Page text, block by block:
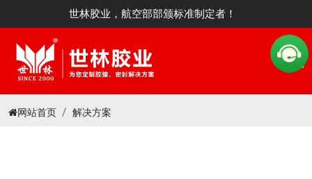
世林胶业，航空部部颁标准制定者！
网站首页 解决方案